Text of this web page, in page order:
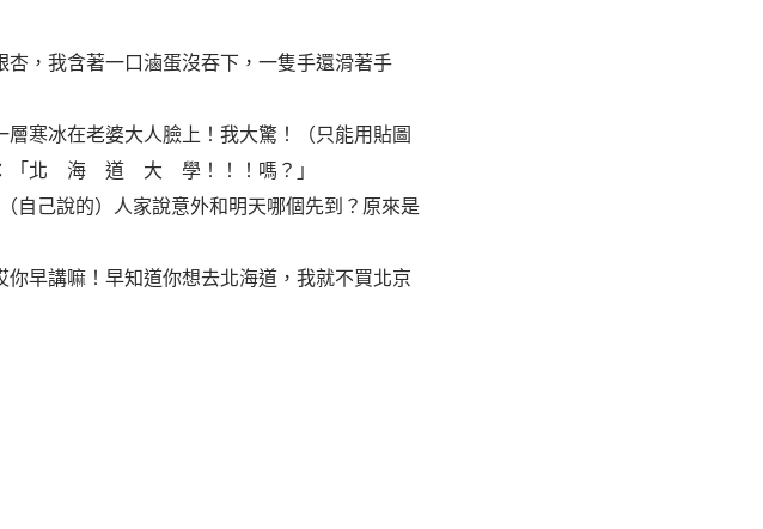
杏，我含著一口滷蛋沒吞下，一隻手還滑著手
寒冰在老婆大人臉上！我大驚！（只能用貼圖
：「北 海 道 大 學！！！嗎？」
自己說的）人家說意外和明天哪個先到？原來是
早講嘛！早知道你想去北海道，我就不買北京